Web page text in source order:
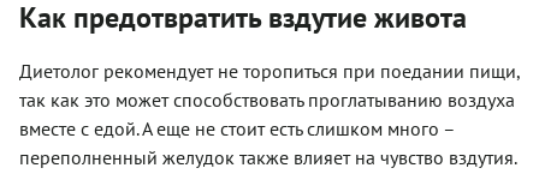
Как предотвратить вздутие живота
Диетолог рекомендует не торопиться при поедании пищи,
так как это может способствовать проглатыванию воздуха
вместе с едой. А еще не стоит есть слишком много –
переполненный желудок также влияет на чувство вздутия.